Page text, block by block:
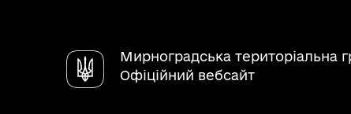
Мирноградська територіальна
Офіційний вебсайт